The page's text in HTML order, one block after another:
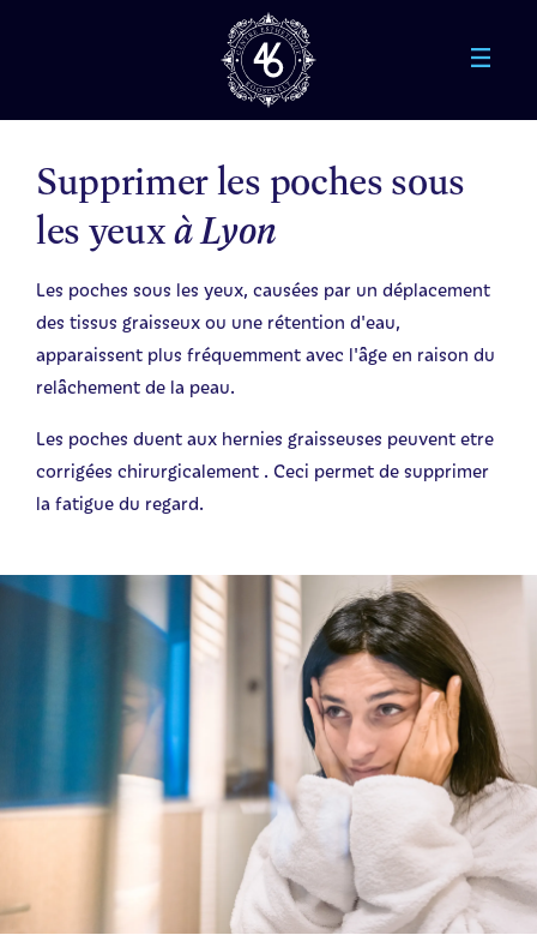
Aller au contenu principal
Supprimer les poches sous
les yeuxà Lyon
Les poches sous les yeux, causées par un déplacement
des tissus graisseux ou une rétention d'eau,
apparaissent plus fréquemment avec l'âge en raison du
relâchement de la peau.
Les poches duent aux hernies graisseuses peuvent etre
corrigées chirurgicalement . Ceci permet de supprimer
la fatigue du regard.